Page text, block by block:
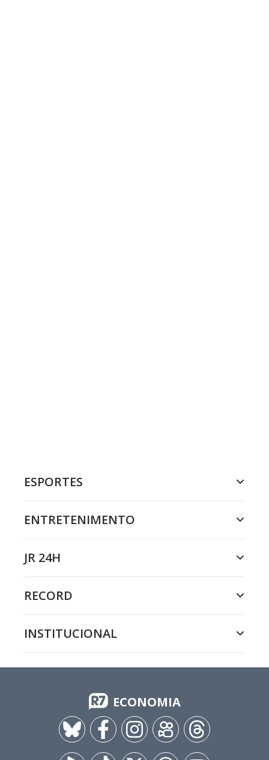
ESPORTES
ENTRETENIMENTO
JR 24H
RECORD
INSTITUCIONAL
ECONOMIA